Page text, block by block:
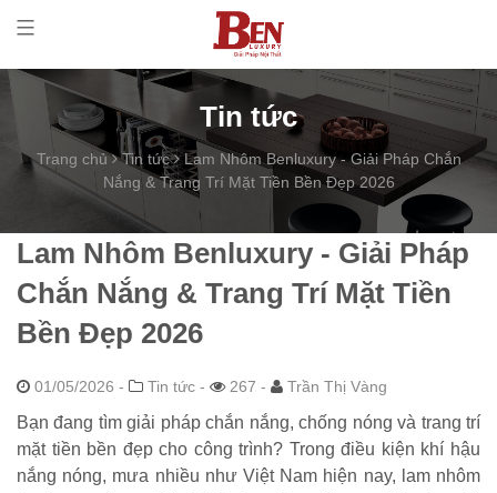
Tin tức
Trang chủ Tin tức
Lam Nhôm Benluxury - Giải Pháp Chắn
Nắng & Trang Trí Mặt Tiền Bền Đẹp 2026
Lam Nhôm Benluxury - Giải Pháp
Chắn Nắng & Trang Trí Mặt Tiền
Bền Đẹp 2026
01/05/2026 - Tin tức - 267 - Trần Thị Vàng
Bạn đang tìm giải pháp chắn nắng, chống nóng và trang trí
mặt tiền bền đẹp cho công trình? Trong điều kiện khí hậu
nắng nóng, mưa nhiều như Việt Nam hiện nay, lam nhôm